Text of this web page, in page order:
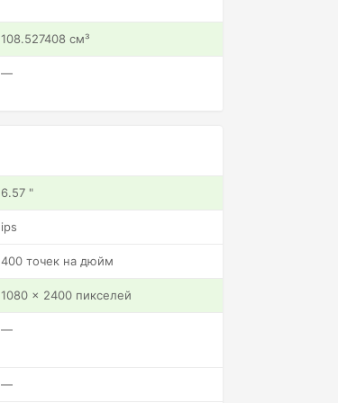
108.527408 см³
—
6.57 "
ips
400 точек на дюйм
1080 x 2400 пикселей
—
—